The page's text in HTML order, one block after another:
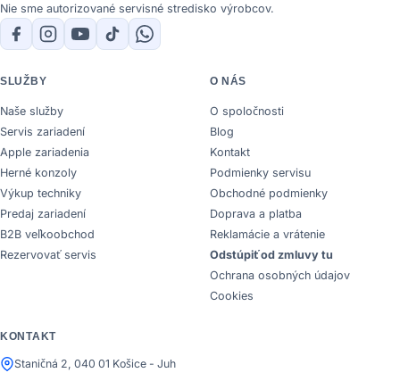
Nie sme autorizované servisné stredisko výrobcov.
SLUŽBY
Naše služby
Servis zariadení
Apple zariadenia
Herné konzoly
Výkup techniky
Predaj zariadení
B2B veľkoobchod
Rezervovať servis
O NÁS
O spoločnosti
Blog
Kontakt
Podmienky servisu
Obchodné podmienky
Doprava a platba
Reklamácie a vrátenie
Odstúpiť od zmluvy tu
Ochrana osobných údajov
Cookies
KONTAKT
Staničná 2, 040 01 Košice - Juh